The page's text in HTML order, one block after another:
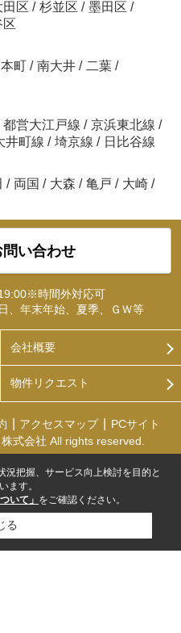
田区 / 杉並区 / 墨田区 /
区
本町 / 南大井 / 二葉 /
都営大江戸線 / 京浜東北線 /
井町線 / 埼京線 / 日比谷線
/ 両国 / 大森 / 亀戸 / 大崎 /
い合わせ
時間外対応可
、年末年始、夏季、ＧＷ等
会社概要
物件リクエスト
アクセスマップ
PCサイト
式会社 All rights reserved.
況把握、サービス向上検討を目的と
ます。
いて」 をご確認ください。
る